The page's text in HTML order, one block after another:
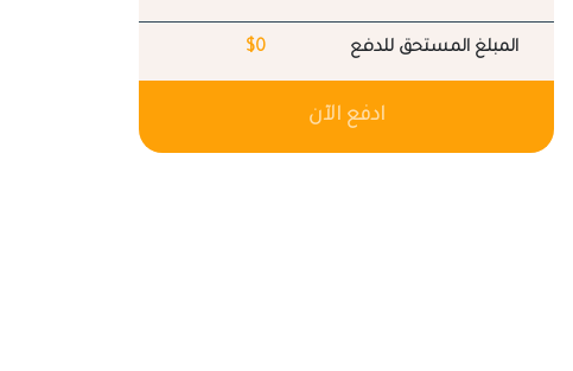
المبلغ المستحق للدفع $0
ادفع الآن